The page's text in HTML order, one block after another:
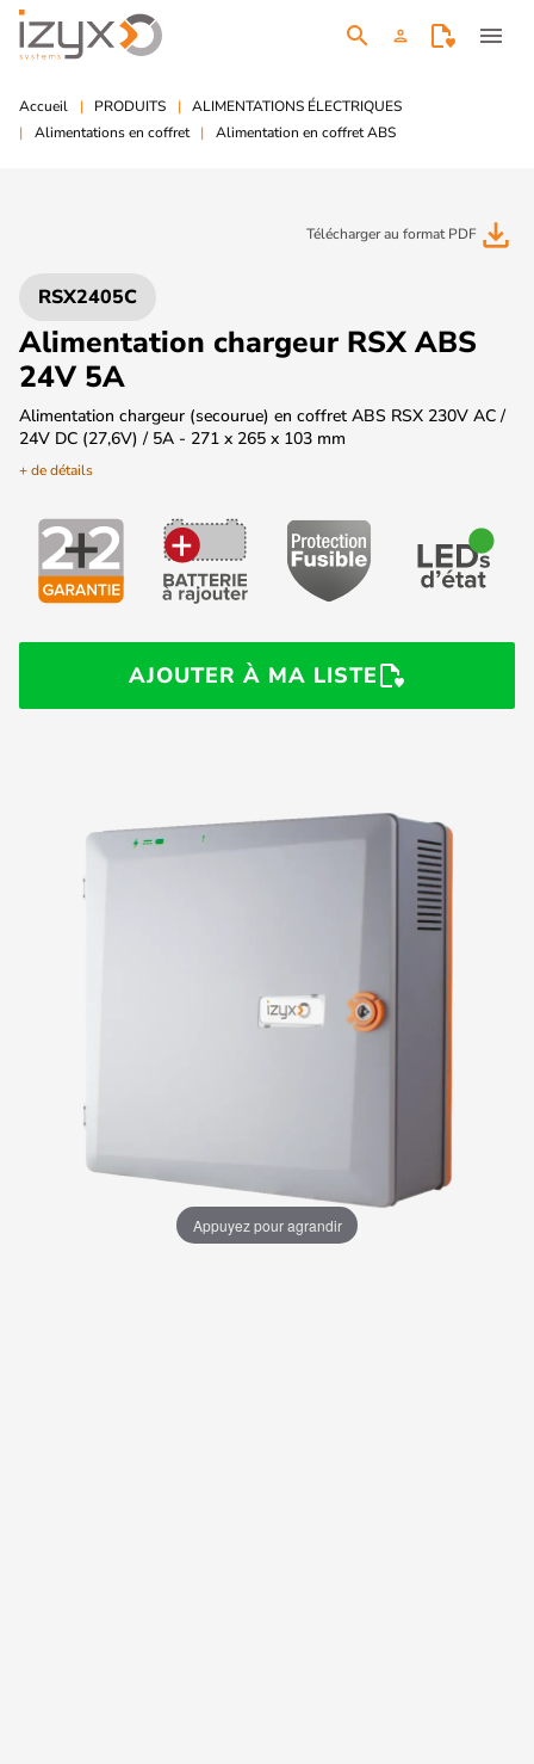
search person menu
Accueil PRODUITS
ALIMENTATIONS ÉLECTRIQUES
Alimentations en coffret
Alimentation en coffret ABS
Télécharger au format PDF file_download
RSX2405C
Alimentation chargeur RSX ABS
24V 5A
Alimentation chargeur (secourue) en coffret ABS RSX 230V AC /
24V DC (27,6V) / 5A - 271 x 265 x 103 mm
+ de détails
AJOUTER À MA LISTE
Appuyez pour agrandir